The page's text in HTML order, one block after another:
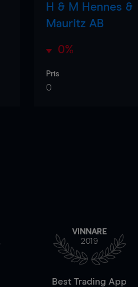
H & M Hennes &
Mauritz AB
0%
Pris
0
VINNARE
2019
Best Trading App